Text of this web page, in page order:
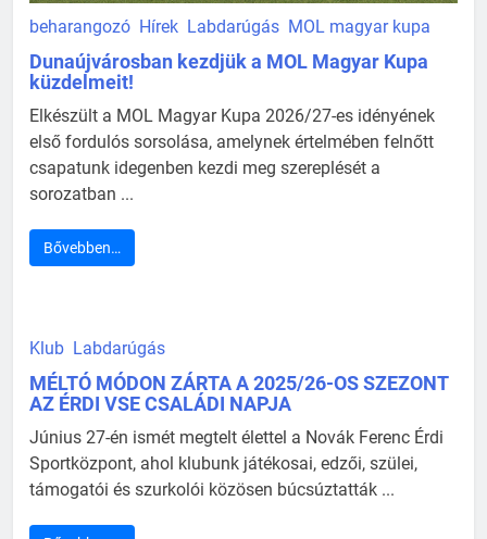
beharangozó Hírek Labdarúgás MOL magyar kupa
Dunaújvárosban kezdjük a MOL Magyar Kupa
küzdelmeit!
Elkészült a MOL Magyar Kupa 2026/27-es idényének
első fordulós sorsolása, amelynek értelmében felnőtt
csapatunk idegenben kezdi meg szereplését a
sorozatban ...
Bővebben…
Klub Labdarúgás
MÉLTÓ MÓDON ZÁRTA A 2025/26-OS SZEZONT
AZ ÉRDI VSE CSALÁDI NAPJA
Június 27-én ismét megtelt élettel a Novák Ferenc Érdi
Sportközpont, ahol klubunk játékosai, edzői, szülei,
támogatói és szurkolói közösen búcsúztatták ...